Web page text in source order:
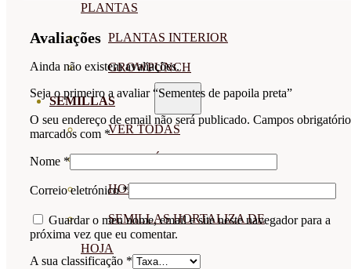
PLANTAS
PLANTAS INTERIOR
GROWPUNCH
SEMILLAS
VER TODAS
BIODINÁMICAS DEMETER
HORTALIZA FRUTO
SEMILLAS HORTALIZA DE
HOJA
Avaliações
Ainda não existem avaliações.
Seja o primeiro a avaliar “Sementes de papoila preta”
O seu endereço de email não será publicado. Campos
marcados com *
Nome *
Correio eletrónico*
Guardar o meu nome, email e site neste navegador para a
próxima vez que eu comentar.
A sua classificação *